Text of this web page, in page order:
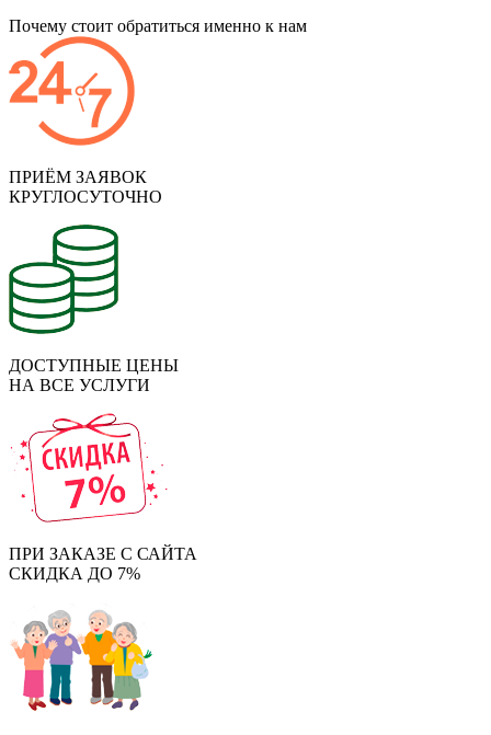
Почему стоит обратиться именно к нам
ПРИЁМ ЗАЯВОК
КРУГЛОСУТОЧНО
ДОСТУПНЫЕ ЦЕНЫ
НА ВСЕ УСЛУГИ
ПРИ ЗАКАЗЕ С САЙТА
СКИДКА ДО 7%